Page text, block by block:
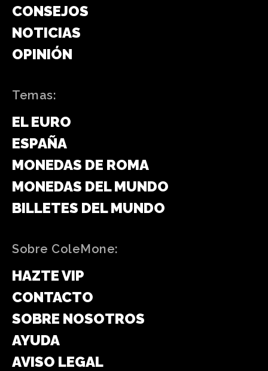
CONSEJOS
NOTICIAS
OPINIÓN
Temas:
EL EURO
ESPAÑA
MONEDAS DE ROMA
MONEDAS DEL MUNDO
BILLETES DEL MUNDO
Sobre ColeMone:
HAZTE VIP
CONTACTO
SOBRE NOSOTROS
AYUDA
AVISO LEGAL